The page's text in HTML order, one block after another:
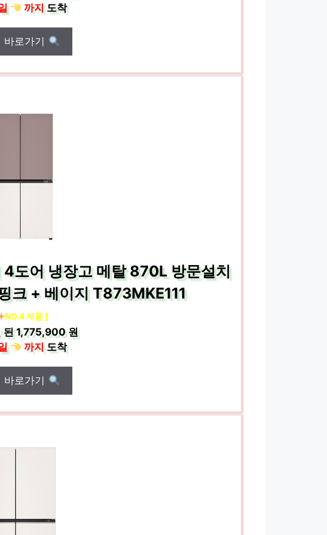
까지도착
바로가기
도어 냉장고 메탈 870L 방문설치
크 + 베이지 T873MKE111
NO.4 제품 ]
된1,775,900 원
까지도착
바로가기